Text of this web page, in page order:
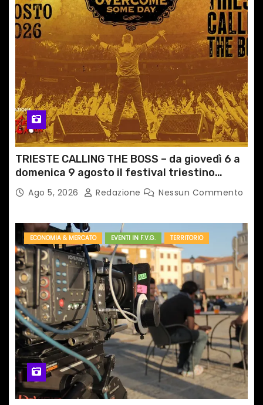
TRIESTE CALLING THE BOSS – da giovedì 6 a
domenica 9 agosto il festival triestino
dedicato a Springsteen
Ago 5, 2026 Redazione Nessun Commento
ECONOMIA & MERCATO EVENTI IN F.V.G. TERRITORIO